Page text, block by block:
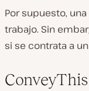
Por supuesto,
trabajo. Sin
si se contrata a
ConveyThis